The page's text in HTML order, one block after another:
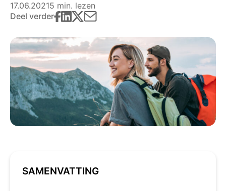
17.06.20215 min. lezen
Deel verder
SAMENVATTING